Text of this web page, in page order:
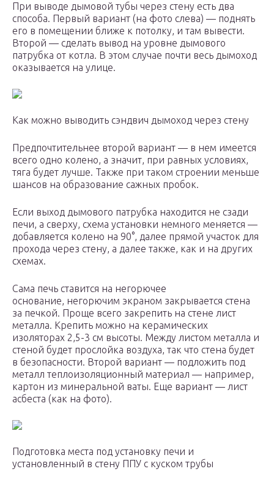
При выводе дымовой тубы через стену есть два
способа. Первый вариант (на фото слева) — поднять
его в помещении ближе к потолку, и там вывести.
Второй — сделать вывод на уровне дымового
патрубка от котла. В этом случае почти весь дымоход
оказывается на улице.
Как можно выводить сэндвич дымоход через стену
Предпочтительнее второй вариант — в нем имеется
всего одно колено, а значит, при равных условиях,
тяга будет лучше. Также при таком строении меньше
шансов на образование сажных пробок.
Если выход дымового патрубка находится не сзади
печи, а сверху, схема установки немного меняется —
добавляется колено на 90°, далее прямой участок для
прохода через стену, а далее также, как и на других
схемах.
Сама печь ставится на негорючее
основание, негорючим экраном закрывается стена
за печкой. Проще всего закрепить на стене лист
металла. Крепить можно на керамических
изоляторах 2,5-3 см высоты. Между листом металла и
стеной будет прослойка воздуха, так что стена будет
в безопасности. Второй вариант — подложить под
металл теплоизоляционный материал — например,
картон из минеральной ваты. Еще вариант — лист
асбеста (как на фото).
Подготовка места под установку печи и
установленный в стену ППУ с куском трубы